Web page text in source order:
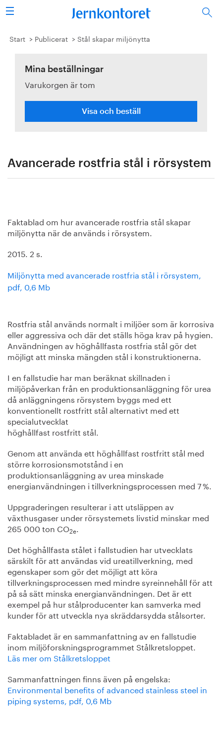
Sök
Stålindustrin
Vision 2050
Forskning/utbildning
Publicerat
Start Publicerat Stål skapar miljönytta
Mina beställningar
Varukorgen är tom
Visa och beställ
Avancerade rostfria stål i rörsystem
Faktablad om hur avancerade rostfria stål skapar
miljönytta när de används i rörsystem.
2015. 2 s.
Miljönytta med avancerade rostfria stål i rörsystem,
pdf, 0,6 Mb
Rostfria stål används normalt i miljöer som är korrosiva
eller aggressiva och där det ställs höga krav på hygien.
Användningen av höghållfasta rostfria stål gör det
möjligt att minska mängden stål i konstruktionerna.
I en fallstudie har man beräknat skillnaden i
miljöpåverkan från en produktionsanläggning för urea
då anläggningens rörsystem byggs med ett
konventionellt rostfritt stål alternativt med ett
specialutvecklat
höghållfast rostfritt stål.
Genom att använda ett höghållfast rostfritt stål med
större korrosionsmotstånd i en
produktionsanläggning av urea minskade
energianvändningen i tillverkningsprocessen med 7 %.
Uppgraderingen resulterar i att utsläppen av
växthusgaser under rörsystemets livstid minskar med
265 000 ton CO2e
Det höghållfasta stålet i fallstudien har utvecklats
särskilt för att användas vid ureatillverkning, med
egenskaper som gör det möjligt att köra
tillverkningsprocessen med mindre syreinnehåll för att
på så sätt minska energianvändningen. Det är ett
exempel på hur stålproducenter kan samverka med
kunder för att utveckla nya skräddarsydda stålsorter.
Faktabladet är en sammanfattning av en fallstudie
inom miljöforskningsprogrammet Stålkretsloppet.
Läs mer om Stålkretsloppet
Sammanfattningen finns även på engelska:
Environmental benefits of advanced stainless steel in
piping systems, pdf, 0,6 Mb